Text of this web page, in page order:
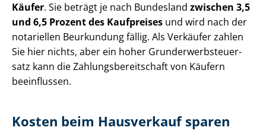
Käufer. Sie beträgt je nach Bundesland zwischen 3,5
und 6,5 Prozent des Kaufpreises und wird nach der
notariellen Beurkundung fällig. Als Verkäufer zahlen
Sie hier nichts, aber ein hoher Grund­er­werb­steu­er­
satz kann die Zah­lungs­be­reit­schaft von Käufern
beeinflussen.
Kosten beim Hausverkauf sparen